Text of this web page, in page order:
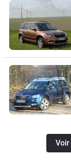
Voir